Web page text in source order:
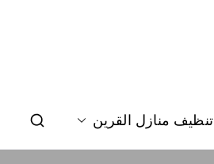
تنظيف منازل القرين